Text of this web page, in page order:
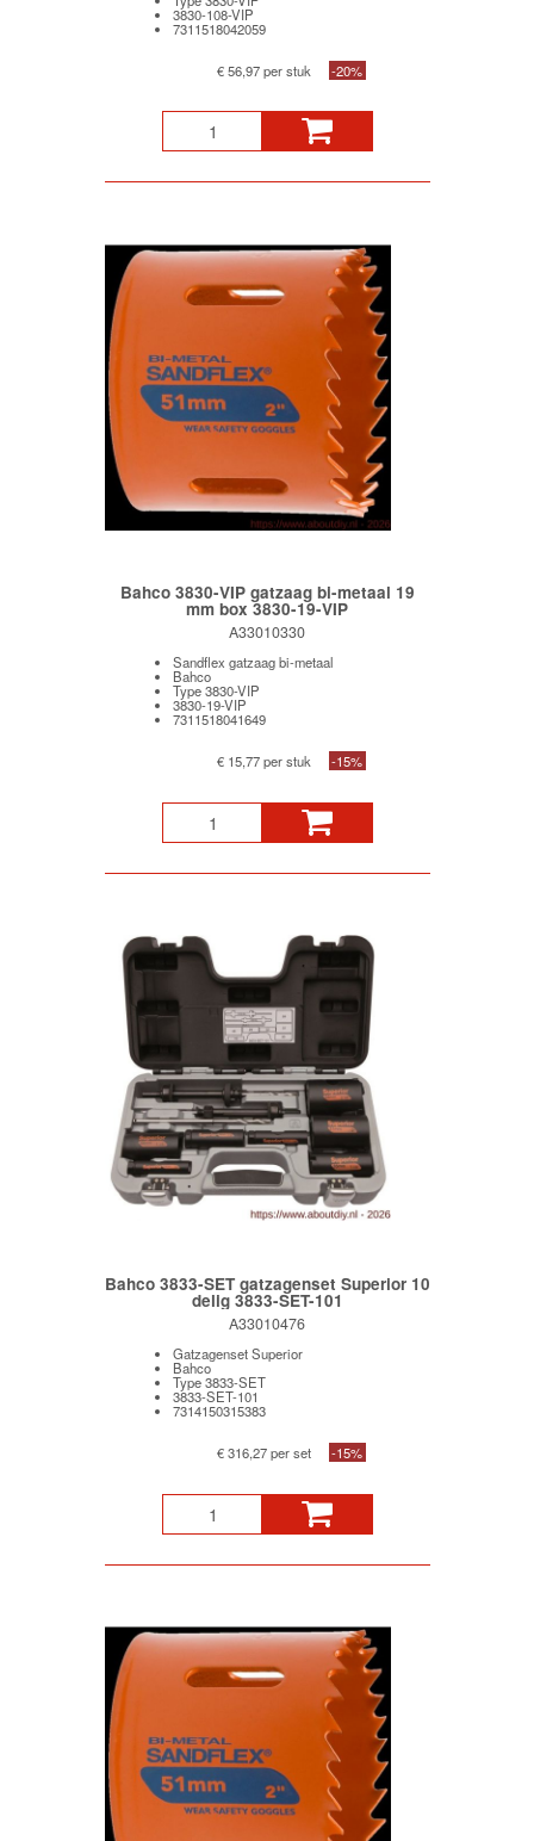
3830-108-VIP
7311518042059
€ 56,97 per stuk -20%
Bahco 3830-VIP gatzaag bi-metaal 19
mm box 3830-19-VIP
A33010330
Sandflex gatzaag bi-metaal
Bahco
Type 3830-VIP
3830-19-VIP
7311518041649
€ 15,77 per stuk -15%
Bahco 3833-SET gatzagenset Superior 10
delig 3833-SET-101
A33010476
Gatzagenset Superior
Bahco
Type 3833-SET
3833-SET-101
7314150315383
€ 316,27 per set -15%